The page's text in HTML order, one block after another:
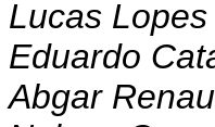
Lucas Lopes
Eduardo
Abgar